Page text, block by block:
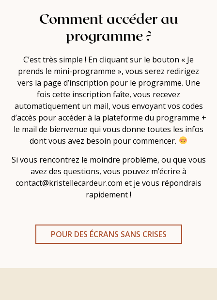
Comment accéder au
programme ?
C’est très simple ! En cliquant sur le bouton « Je
prends le mini-programme », vous serez redirigez
vers la page d’inscription pour le programme. Une
fois cette inscription faîte, vous recevez
automatiquement un mail, vous envoyant vos codes
d’accès pour accéder à la plateforme du programme +
le mail de bienvenue qui vous donne toutes les infos
dont vous avez besoin pour commencer.
Si vous rencontrez le moindre problème, ou que vous
avez des questions, vous pouvez m’écrire à
contact@kristellecardeur.com et je vous répondrais
rapidement !
POUR DES ÉCRANS SANS CRISES